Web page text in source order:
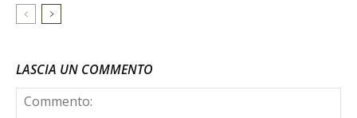
LASCIA UN COMMENTO